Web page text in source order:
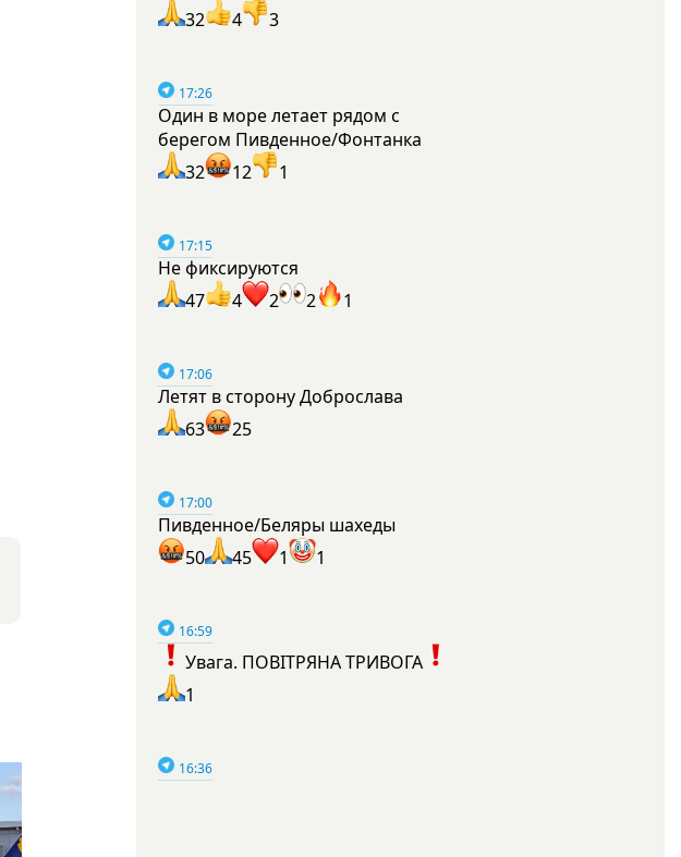
32
4 3
17:26
Один в море летает рядом с
берегом Пивденное/Фонтанка
32
12 1
17:15
Не фиксируются
47
4 2 2 1
17:06
Летят в сторону Доброслава
63
25
17:00
Пивденное/Беляры шахеды
50
45 1 1
16:59
Увага. ПОВІТРЯНА ТРИВОГА
1
16:36